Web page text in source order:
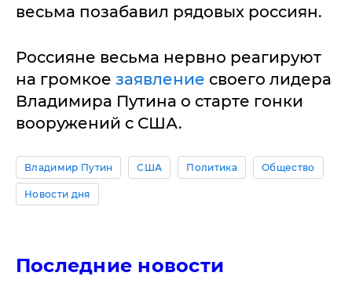
весьма позабавил рядовых россиян.
Россияне весьма нервно реагируют
на громкое заявление своего лидера
Владимира Путина о старте гонки
вооружений с США.
Владимир Путин США Политика Общество
Новости дня
Последние новости